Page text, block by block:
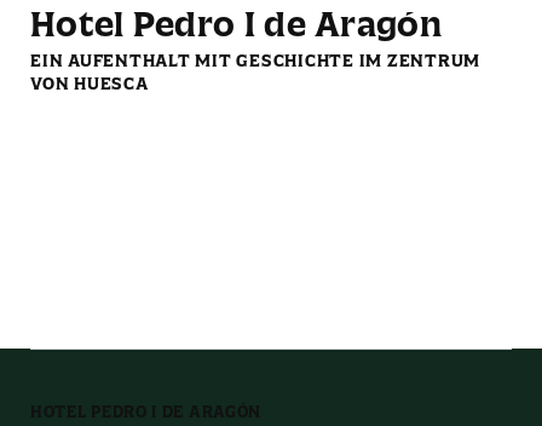
Hotel Pedro I de Aragón
EIN AUFENTHALT MIT GESCHICHTE IM ZENTRUM
VON HUESCA
HOTEL PEDRO I DE ARAGÓN